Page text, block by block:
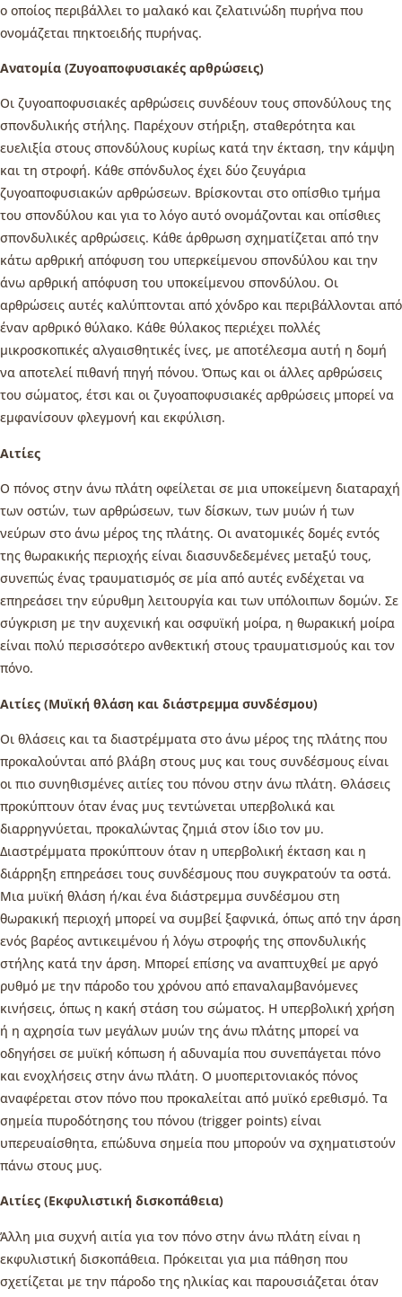
ο οποίος περιβάλλει το μαλακό και ζελατινώδη πυρήνα που
ονομάζεται πηκτοειδής πυρήνας.
Ανατομία (Ζυγοαποφυσιακές αρθρώσεις)
Οι ζυγοαποφυσιακές αρθρώσεις συνδέουν τους σπονδύλους της
σπονδυλικής στήλης. Παρέχουν στήριξη, σταθερότητα και
ευελιξία στους σπονδύλους κυρίως κατά την έκταση, την κάμψη
και τη στροφή. Κάθε σπόνδυλος έχει δύο ζευγάρια
ζυγοαποφυσιακών αρθρώσεων. Βρίσκονται στο οπίσθιο τμήμα
του σπονδύλου και για το λόγο αυτό ονομάζονται και οπίσθιες
σπονδυλικές αρθρώσεις. Κάθε άρθρωση σχηματίζεται από την
κάτω αρθρική απόφυση του υπερκείμενου σπονδύλου και την
άνω αρθρική απόφυση του υποκείμενου σπονδύλου. Οι
αρθρώσεις αυτές καλύπτονται από χόνδρο και περιβάλλονται από
έναν αρθρικό θύλακο. Κάθε θύλακος περιέχει πολλές
μικροσκοπικές αλγαισθητικές ίνες, με αποτέλεσμα αυτή η δομή
να αποτελεί πιθανή πηγή πόνου. Όπως και οι άλλες αρθρώσεις
του σώματος, έτσι και οι ζυγοαποφυσιακές αρθρώσεις μπορεί να
εμφανίσουν φλεγμονή και εκφύλιση.
Αιτίες
Ο πόνος στην άνω πλάτη οφείλεται σε μια υποκείμενη διαταραχή
των οστών, των αρθρώσεων, των δίσκων, των μυών ή των
νεύρων στο άνω μέρος της πλάτης. Οι ανατομικές δομές εντός
της θωρακικής περιοχής είναι διασυνδεδεμένες μεταξύ τους,
συνεπώς ένας τραυματισμός σε μία από αυτές ενδέχεται να
επηρεάσει την εύρυθμη λειτουργία και των υπόλοιπων δομών. Σε
σύγκριση με την αυχενική και οσφυϊκή μοίρα, η θωρακική μοίρα
είναι πολύ περισσότερο ανθεκτική στους τραυματισμούς και τον
πόνο.
Αιτίες (Μυϊκή θλάση και διάστρεμμα συνδέσμου)
Οι θλάσεις και τα διαστρέμματα στο άνω μέρος της πλάτης που
προκαλούνται από βλάβη στους μυς και τους συνδέσμους είναι
οι πιο συνηθισμένες αιτίες του πόνου στην άνω πλάτη. Θλάσεις
προκύπτουν όταν ένας μυς τεντώνεται υπερβολικά και
διαρρηγνύεται, προκαλώντας ζημιά στον ίδιο τον μυ.
Διαστρέμματα προκύπτουν όταν η υπερβολική έκταση και η
διάρρηξη επηρεάσει τους συνδέσμους που συγκρατούν τα οστά.
Μια μυϊκή θλάση ή/και ένα διάστρεμμα συνδέσμου στη
θωρακική περιοχή μπορεί να συμβεί ξαφνικά, όπως από την άρση
ενός βαρέος αντικειμένου ή λόγω στροφής της σπονδυλικής
στήλης κατά την άρση. Μπορεί επίσης να αναπτυχθεί με αργό
ρυθμό με την πάροδο του χρόνου από επαναλαμβανόμενες
κινήσεις, όπως η κακή στάση του σώματος. Η υπερβολική χρήση
ή η αχρησία των μεγάλων μυών της άνω πλάτης μπορεί να
οδηγήσει σε μυϊκή κόπωση ή αδυναμία που συνεπάγεται πόνο
και ενοχλήσεις στην άνω πλάτη. Ο μυοπεριτονιακός πόνος
αναφέρεται στον πόνο που προκαλείται από μυϊκό ερεθισμό. Τα
σημεία πυροδότησης του πόνου (trigger points) είναι
υπερευαίσθητα, επώδυνα σημεία που μπορούν να σχηματιστούν
πάνω στους μυς.
Αιτίες (Εκφυλιστική δισκοπάθεια)
Άλλη μια συχνή αιτία για τον πόνο στην άνω πλάτη είναι η
εκφυλιστική δισκοπάθεια. Πρόκειται για μια πάθηση που
σχετίζεται με την πάροδο της ηλικίας και παρουσιάζεται όταν